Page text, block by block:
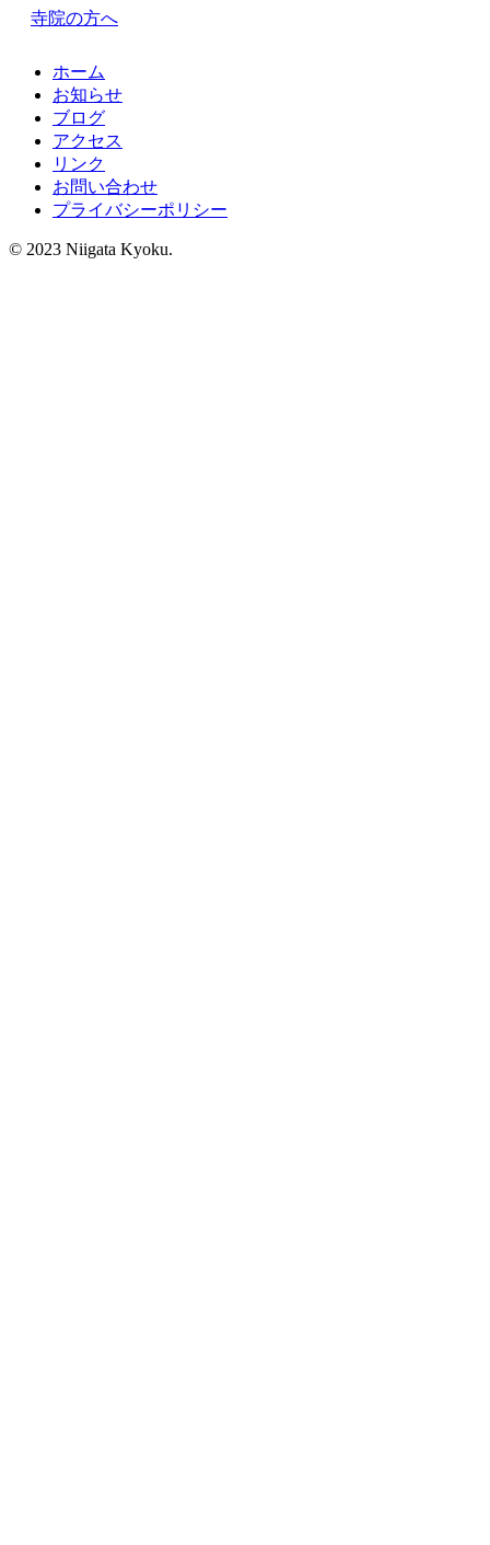
寺院の方へ
ホーム
お知らせ
ブログ
アクセス
リンク
お問い合わせ
プライバシーポリシー
© 2023 Niigata Kyoku.